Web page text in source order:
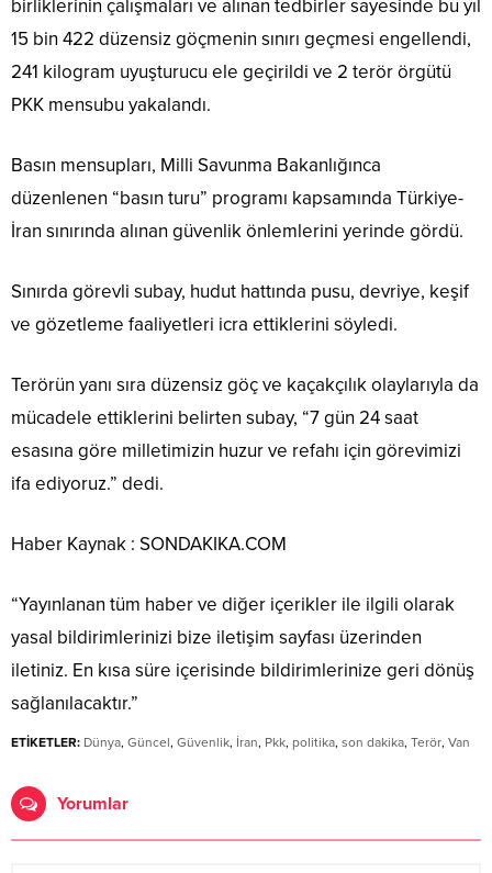
birliklerinin çalışmaları ve alınan tedbirler sayesinde bu yıl
15 bin 422 düzensiz göçmenin sınırı geçmesi engellendi,
241 kilogram uyuşturucu ele geçirildi ve 2 terör örgütü
PKK mensubu yakalandı.
Basın mensupları, Milli Savunma Bakanlığınca
düzenlenen “basın turu” programı kapsamında Türkiye-
İran sınırında alınan güvenlik önlemlerini yerinde gördü.
Sınırda görevli subay, hudut hattında pusu, devriye, keşif
ve gözetleme faaliyetleri icra ettiklerini söyledi.
Terörün yanı sıra düzensiz göç ve kaçakçılık olaylarıyla da
mücadele ettiklerini belirten subay, “7 gün 24 saat
esasına göre milletimizin huzur ve refahı için görevimizi
ifa ediyoruz.” dedi.
Haber Kaynak : SONDAKIKA.COM
“Yayınlanan tüm haber ve diğer içerikler ile ilgili olarak
yasal bildirimlerinizi bize iletişim sayfası üzerinden
iletiniz. En kısa süre içerisinde bildirimlerinize geri dönüş
sağlanılacaktır.”
ETİKETLER: Dünya, Güncel, Güvenlik, İran, Pkk, politika, son dakika, Terör, Van
Yorumlar